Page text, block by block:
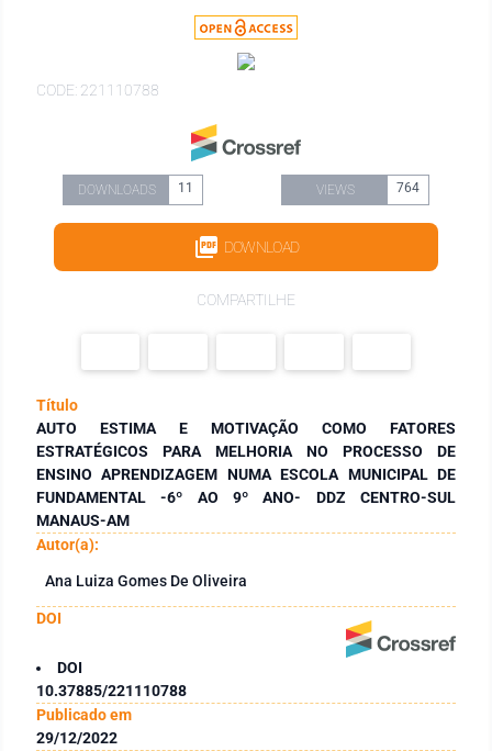
CODE: 221110788
DOWNLOADS 11 VIEWS 764
DOWNLOAD
COMPARTILHE
Título
AUTO ESTIMA E MOTIVAÇÃO COMO FATORES
ESTRATÉGICOS PARA MELHORIA NO PROCESSO DE
ENSINO APRENDIZAGEM NUMA ESCOLA MUNICIPAL DE
FUNDAMENTAL -6º AO 9º ANO- DDZ CENTRO-SUL
MANAUS-AM
Autor(a):
Ana Luiza Gomes De Oliveira
DOI
DOI
10.37885/221110788
Publicado em
29/12/2022